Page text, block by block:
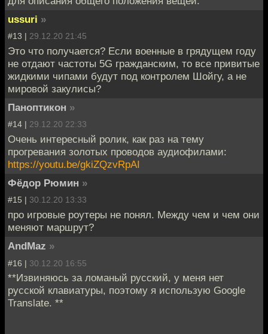
ussuri »
#13 | 29.12.20 21:45
Это что получается? Если военные в грядущем году
не отдают частоты 5G гражданским, то все привитые
жидкими чипами будут под контролем Шойгу, а не
мировой закулисы?
Паноптикон »
#14 | 29.12.20 22:33
Очень интересный ролик, как раз на тему
прогревания золотых проводов аудиофилами:
https://youtu.be/gkiZQzvRpAI
Фёдор Рюмин »
#15 | 30.12.20 13:33
про игровые роутеры не понял. Между чем и чем они
меняют маршрут?
AndMaz »
#16 | 30.12.20 16:55
**Извиняюсь за ломаный русский, у меня нет
русской клавиатуры, поэтому я использую Google
Translate. **